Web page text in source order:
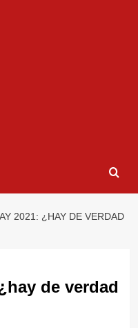
2021: ¿HAY DE VERDAD
de verdad